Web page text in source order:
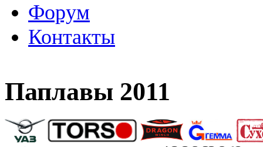
Форум
Контакты
Паплавы 2011